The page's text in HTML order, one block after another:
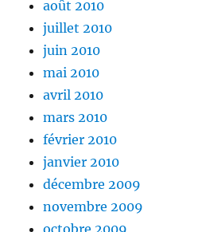
août 2010
juillet 2010
juin 2010
mai 2010
avril 2010
mars 2010
février 2010
janvier 2010
décembre 2009
novembre 2009
octobre 2009